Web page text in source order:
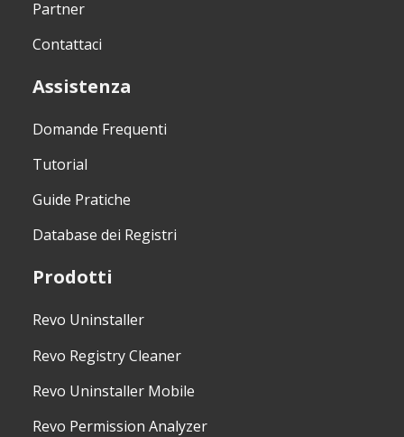
Partner
Contattaci
Assistenza
Domande Frequenti
Tutorial
Guide Pratiche
Database dei Registri
Prodotti
Revo Uninstaller
Revo Registry Cleaner
Revo Uninstaller Mobile
Revo Permission Analyzer